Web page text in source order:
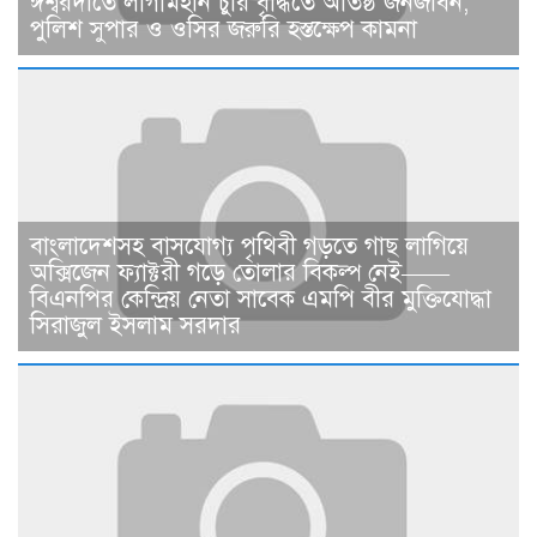
পুলিশ সুপার ও ওসির জরুরি হস্তক্ষেপ কামনা ​
বাংলাদেশসহ বাসযোগ্য পৃথিবী গড়তে গাছ লাগিয়ে
অক্সিজেন ফ্যাক্টরী গড়ে তোলার বিকল্প নেই——
বিএনপির কেন্দ্রিয় নেতা সাবেক এমপি বীর মুক্তিযোদ্ধা
সিরাজুল ইসলাম সরদার